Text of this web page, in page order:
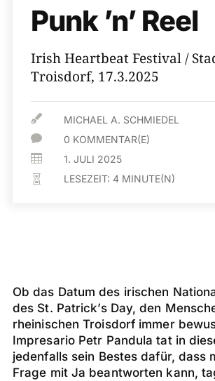
Punk ’n’ Reel
Irish Heartbeat Festival /
Troisdorf, 17.3.2025
 MICHAEL A. SCHMIEDEL
 0 KOMMENTAR(E)
 1. JULI 2025
 LESEZEIT: 4 MINUTE(N)
Ob das Datum des irischen
des St. Patrick’s Day, den
rheinischen Troisdorf immer
Impresario Petr Pandula tat in
jedenfalls sein Bestes dafür, dass
Frage mit Ja beantworten kann,